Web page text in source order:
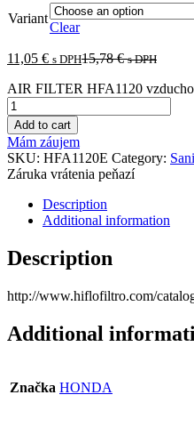
Variant
Clear
11,05 € s DPH15,78€ s DPH
AIR FILTER HFA1120
Add to cart
Mám záujem
SKU: HFA1120E Category:
Záruka vrátenia peňazí
Description
Additional information
Description
http://www.hiflofiltro.com/
Additional
Značka HONDA